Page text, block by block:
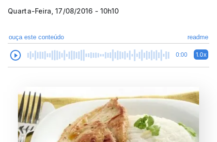
Quarta-Feira, 17/08/2016 - 10h10
ouça este conteúdo readme
0:00 1.0x